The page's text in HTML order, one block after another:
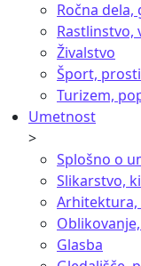
Ročna
Rastlinstvo,
Živalstvo
Šport,
Turizem,
Umetnost
>
Splošno o
Slikarstvo,
Glasba